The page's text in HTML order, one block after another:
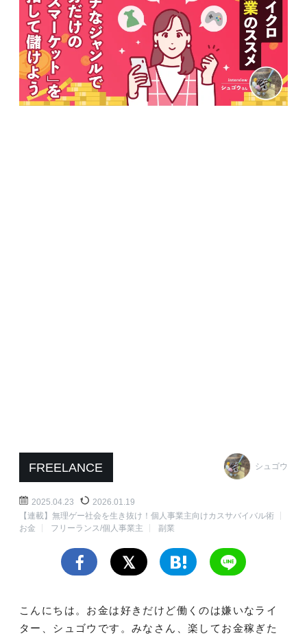
FREELANCE シュゴウ
2025.04.23
2026.01.19
【連載】無理ゲー社会を生き抜け！個人事業主向けカスサバイバル術
お金
フリーランス/個人事業主 副業
こんにちは。お金は好きだけど働くのは嫌いなライ
ター、シュゴウです。みなさん、楽してお金稼ぎた